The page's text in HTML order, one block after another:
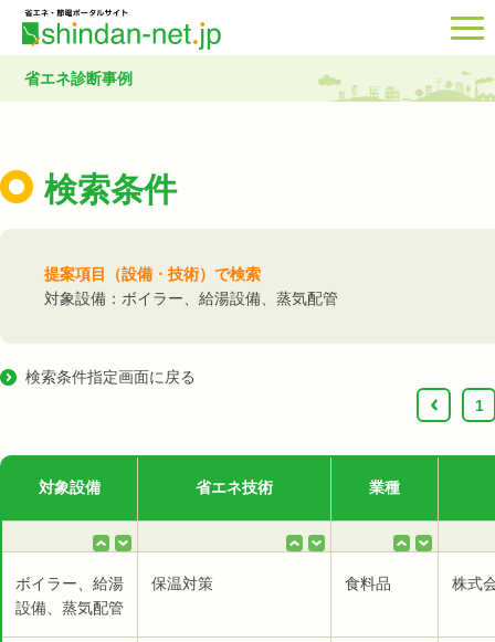
省エネ診断事例
検索条件
提案項目（設備・技術）で検索
対象設備：ボイラー、給湯設備、蒸気配管
検索条件指定画面に戻る
‹
1
対象設備 省エネ技術 業種
ボイラー、給湯
設備、蒸気配管
保温対策 食料品 株式